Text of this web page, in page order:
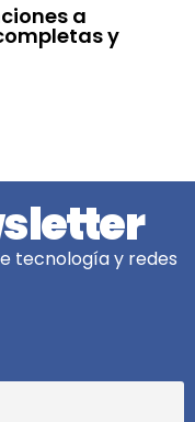
a
y
tecnología y redes